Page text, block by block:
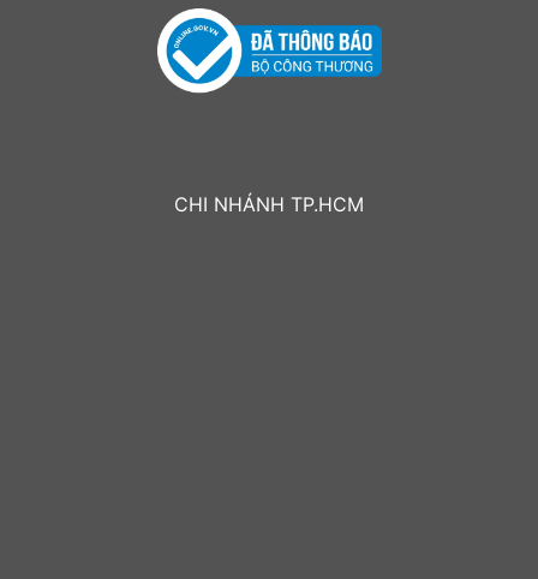
CHI NHÁNH TP.HCM